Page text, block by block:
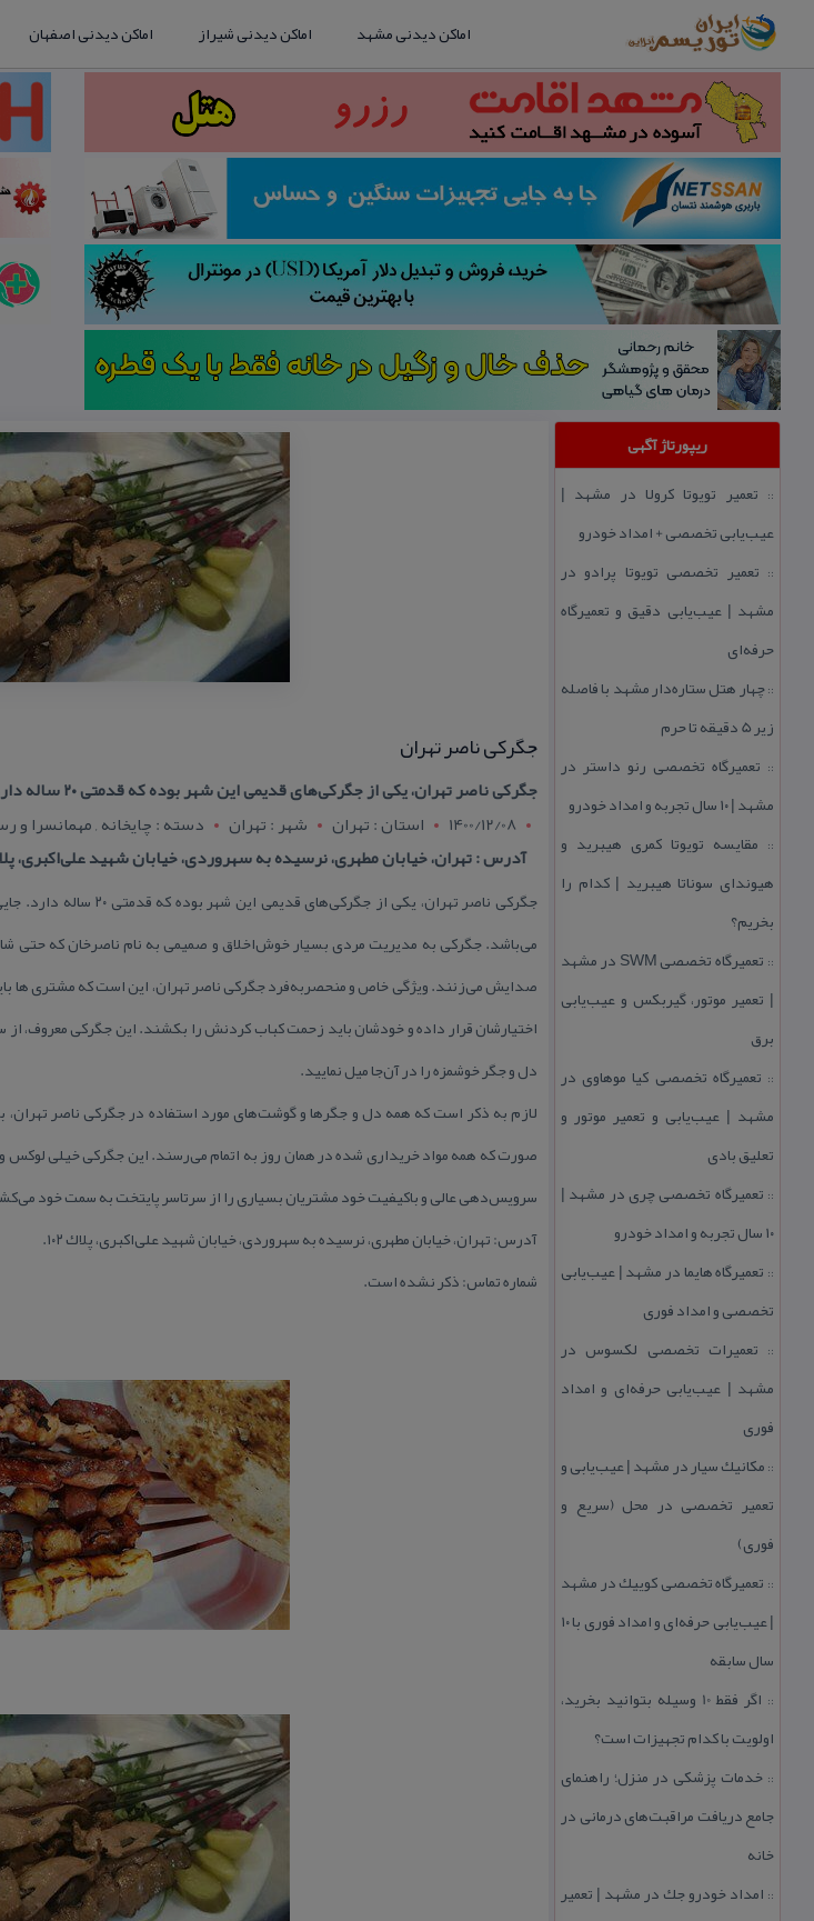
اماکن دیدنی مشهد اماکن دیدنی شیراز اماکن دیدنی اصفهان
ریپورتاژ آگهی
:: تعمیر تویوتا كرولا در مشهد |
عیب‌یابی تخصصی + امداد خودرو
:: تعمیر تخصصی تویوتا پرادو در
مشهد | عیب‌یابی دقیق و تعمیرگاه
حرفه‌ای
::چهار هتل‌ ستاره‌دار مشهد با فاصله
زیر 5 دقیقه تا حرم
:: تعمیرگاه تخصصی رنو داستر در
مشهد | ۱۰ سال تجربه و امداد خودرو
:: مقایسه تویوتا كمری هیبرید و
هیوندای سوناتا هیبرید | كدام را
بخریم؟
::
تعمیرگاه تخصصی SWM در مشهد
| تعمیر موتور، گیربكس و عیب‌یابی
برق
:: تعمیرگاه تخصصی كیا موهاوی در
مشهد | عیب‌یابی و تعمیر موتور و
تعلیق بادی
:: تعمیرگاه تخصصی چری در مشهد |
۱۰ سال تجربه و امداد خودرو
:: تعمیرگاه هایما در مشهد | عیب‌یابی
تخصصی و امداد فوری
:: تعمیرات تخصصی لكسوس در
مشهد | عیب‌یابی حرفه‌ای و امداد
فوری
:: مكانیك سیار در مشهد | عیب‌یابی و
تعمیر تخصصی در محل (سریع و
فوری)
:: تعمیرگاه تخصصی كوییك در مشهد
| عیب‌یابی حرفه‌ای و امداد فوری با ۱۰
سال سابقه
::
اگر فقط 10 وسیله بتوانید بخرید،
اولویت با كدام تجهیزات است؟
:: خدمات پزشكی در منزل؛ راهنمای
جامع دریافت مراقبت‌های درمانی در
خانه
:: امداد خودرو جك در مشهد | تعمیر
جگركی ناصر تهران
جگركی ناصر تهران، یكی از جگركی‌های قدیمی این شهر بوده كه قدمتی ۲۰ ساله دارد. جایی كه با سرو بهترین و خوشمزه‌ترین دل
1400/12/08
استان : تهران شهر : تهران
دسته : چایخانه , مهمانسرا و
آدرس : تهران، خیابان مطهری، نرسیده به سهروردی، خیابان شهید علی‌اكبری، پلاك
جگركی ناصر تهران، یكی
می‌باشد. جگركی به مدیریت مردی بسیار خوش‌اخلاق و صمیمی به نام ناصرخان كه حتی
صدایش می‌زنند. ویژگی خاص و منحصربه‌فرد جگركی ناصر تهران، این است كه مشتری ها
دل و جگر خوشمزه را در آن‌جا میل نمایید.
لازم به ذكر است كه همه دل و جگرها و گوشت‌های مورد استفاده در جگركی ناصر تهران،
صورت كه همه مواد خریداری شده در همان روز به اتمام می‌رسند. این جگركی خیلی لوكس و
سرویس‌دهی عالی و باكیفیت خود مشتریان بسیاری را از سرتاسر پایتخت به سمت خود
آدرس: تهران، خیابان مطهری، نرسیده به سهروردی، خیابان شهید علی‌اكبری، پلاك ۱۰۲.
شماره تماس: ذكر نشده است.